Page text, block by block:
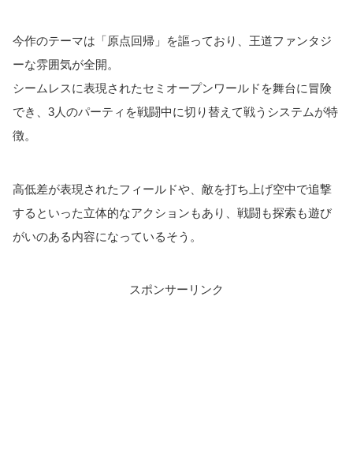
今作のテーマは「原点回帰」を謳っており、王道ファンタジ
ーな雰囲気が全開。
シームレスに表現されたセミオープンワールドを舞台に冒険
でき、3人のパーティを戦闘中に切り替えて戦うシステムが特
徴。
高低差が表現されたフィールドや、敵を打ち上げ空中で追撃
するといった立体的なアクションもあり、戦闘も探索も遊び
がいのある内容になっているそう。
スポンサーリンク